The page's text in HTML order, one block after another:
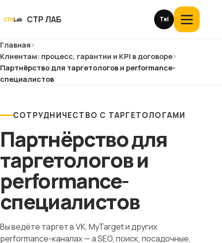
СТР ЛАБ Tel
Открыть
меню
Услуги и цены
О компании
Блог
Глоссарий
История
Клиентам
Главная
Клиентам: процесс, гарантии и KPI в договоре
Партнёрство для таргетологов и performance-
специалистов
СОТРУДНИЧЕСТВО С ТАРГЕТОЛОГАМИ
Партнёрство для
таргетологов и
performance-
специалистов
Вы ведёте таргет в VK, MyTarget и других
performance-каналах — а SEO, поиск, посадочные,